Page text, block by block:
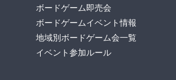
ボードゲーム即売会
ボードゲームイベント情報
地域別ボードゲーム会一覧
イベント参加ルール